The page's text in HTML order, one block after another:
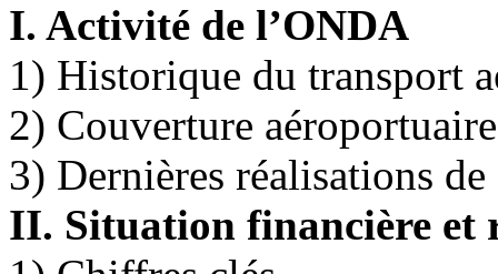
I. Activité de l’ONDA
1) Historique du transport
2) Couverture aéroportuaire
3) Dernières réalisations
II. Situation financière et